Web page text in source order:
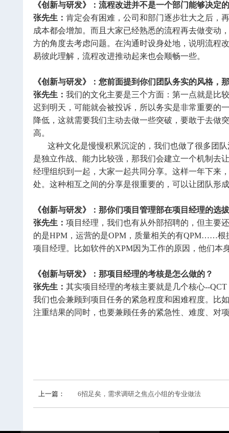
《创新与研发》：流程改进并不是一个部门能够决
张先生： 肯定会有困难，公司和部门逐步壮大之后，
成本都会增加。而且大家已经熟悉的流程再去做变动
方的角度去考虑问题。在沟通时设身处地，说明流程
易彼此理解，流程改进推动起来也会顺畅一些。
《创新与研发》：您前面提到你们团队务实的风格
张先生： 我们的文化主要是三个方面：第一点就是比
迟到明天，可能就会被投诉，所以务实是非常重要的
降低，这就需要我们主动去做一些突破，要敢于去做
高。
这种文化是慢慢积累沉淀的，我们也做了很多团队
是独立作战、能力比较强，那我们会建立一个机制去
经理组织到一起，大家一起共同分享。这样一年下来
处。这种相互之间的分享是很重要的，可以让团队形
《创新与研发》：那你们项目管理部在项目经理的选
张先生： 项目经理，我们也有从外部招聘的，但主要
的是HPM，运营的是OPM，质量相关的有QPM……根
项目经理。比如软件的XPM因为工作的原因，他们本
《创新与研发》：那项目经理的考核是怎么做的？
张先生： 其实项目经理的考核主要就是几个核心--
我们也会兼顾到项目任务的紧急程度和困难程度。比
注重结果的同时，也要兼顾任务的紧急性、难度、对
上一篇： 6招足矣，需求调研之焦点小组的专业做法